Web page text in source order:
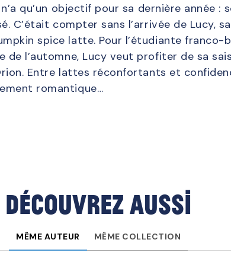
qu’un objectif pour sa dernière année :
C’était compter sans l’arrivée de Lucy,
spice latte. Pour l’étudiante
de l’automne, Lucy veut profiter de sa
Entre lattes réconfortants et
romantique…
Découvrez aussi
MÊME AUTEUR MÊME COLLECTION